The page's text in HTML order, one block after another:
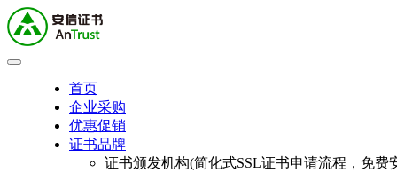
首页
企业采购
优惠促销
证书品牌
证书颁发机构(简化式SSL证书申请流程，免费